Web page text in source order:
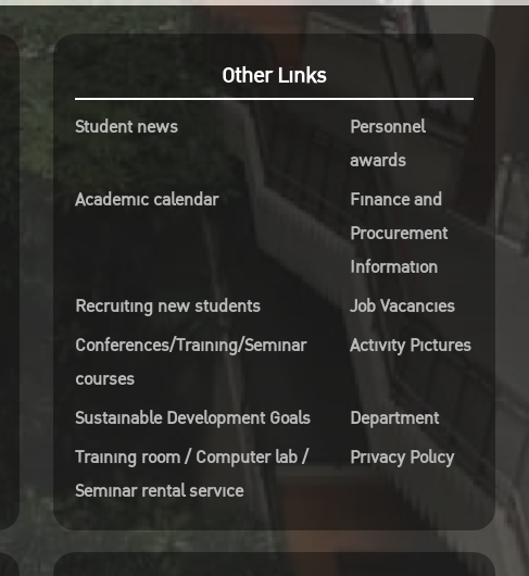
Other Links
Student news
Personnel
awards
Academic calendar
Finance and
Procurement
Information
Recruiting new students
Job Vacancies
Conferences/Training/Seminar
courses
Activity Pictures
Sustainable Development Goals
Department
Training room / Computer lab /
Seminar rental service
Privacy Policy